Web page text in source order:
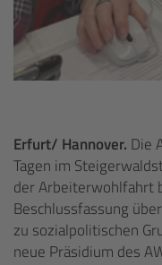
Erfurt/ Hannover. Die
Tagen im
der Arbeiterwohlfahrt
Beschlussfassung
zu sozialpolitischen
neue Präsidium des